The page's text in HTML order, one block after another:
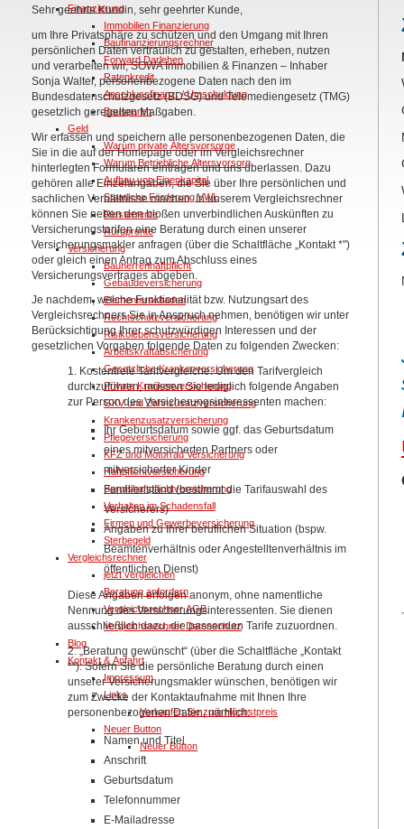
Finanzierung
Immobilien Finanzierung
Baufinanzierungsrechner
Forward Darlehen
Ratenkredit
Anschlussfinanz. / Umschuldung
Bausparen
Geld
Warum private Altersvorsorge
Warum Betriebliche Altersvorsorg
Aufbau von Eigenkapital
Staatliche Förderung VWL
Riesterrente
Rüruprente
Versicherung
Bauherrenhaftpflicht
Gebäudeversicherung
Elementarschaden
Rechtschutzversicherung
Risikolebensversicherung
Arbeitskraftabsicherung
Gesetzliche Krankenversicherung
Private Krankenversicherung
GKV und Zahnzusatzversicherung
Krankenzusatzversicherung
Pflegeversicherung
KFZ und Motorrad Versicherung
Haftpflichtversicherung
Berufshaftpflichtversicherung
Verhalten im Schadensfall
Firmen und Gewerbeversicherung
Sterbegeld
Vergleichsrechner
jetzt vergleichen
Beratung anfordern
Vergleichsrechner AGB
Vergleichsrechner Datenschutz
Blog
Kontakt & Anfahrt
Impressum
Links
Verkaufen Sie zum Höchstpreis
Neuer Button
Neuer Button
Sehr geehrte Kundin, sehr geehrter Kunde,
um Ihre Privatsphäre zu schützen und den Umgang mit Ihren
persönlichen Daten vertraulich zu gestalten, erheben, nutzen
und verarbeiten wir, SOWA Immobilien & Finanzen – Inhaber
Sonja Walter, personenbezogene Daten nach den im
Bundesdatenschutzgesetz (BDSG) und Telemediengesetz (TMG)
gesetzlich geregelten Maßgaben.
Wir erfassen und speichern alle personenbezogenen Daten, die
Sie in die auf der Homepage oder im Vergleichsrechner
hinterlegten Formularen eintragen und uns überlassen. Dazu
gehören alle Einzelangaben, die Sie über Ihre persönlichen und
sachlichen Verhältnisse machen. In unserem Vergleichsrechner
können Sie neben den bloßen unverbindlichen Auskünften zu
Versicherungstarifen eine Beratung durch einen unserer
Versicherungsmakler anfragen (über die Schaltfläche „Kontakt *")
oder gleich einen Antrag zum Abschluss eines
Versicherungsvertrages abgeben.
Je nachdem, welche Funktionalität bzw. Nutzungsart des
Vergleichsrechners Sie in Anspruch nehmen, benötigen wir unter
Berücksichtigung Ihrer schutzwürdigen Interessen und der
gesetzlichen Vorgaben folgende Daten zu folgenden Zwecken:
1. Kostenfreie Tarifvergleiche: Um den Tarifvergleich
durchzuführen, müssen Sie lediglich folgende Angaben
zur Person des Versicherungsinteressenten machen:
Ihr Geburtsdatum sowie ggf. das Geburtsdatum
eines mitversicherten Partners oder
mitversicherter Kinder
Familienstand (bestimmt die Tarifauswahl des
Versicherers)
Angaben zu Ihrer beruflichen Situation (bspw.
Beamtenverhältnis oder Angestelltenverhältnis im
öffentlichen Dienst)
Diese Angaben erfolgen anonym, ohne namentliche
Nennung des Versicherungsinteressenten. Sie dienen
ausschließlich dazu, die passenden Tarife zuzuordnen.
2. „Beratung gewünscht“ (über die Schaltfläche „Kontakt
*“): Sofern Sie die persönliche Beratung durch einen
unserer Versicherungsmakler wünschen, benötigen wir
zum Zwecke der Kontaktaufnahme mit Ihnen Ihre
personenbezogenen Daten, nämlich:
Namen und Titel
Anschrift
Geburtsdatum
Telefonnummer
E-Mailadresse